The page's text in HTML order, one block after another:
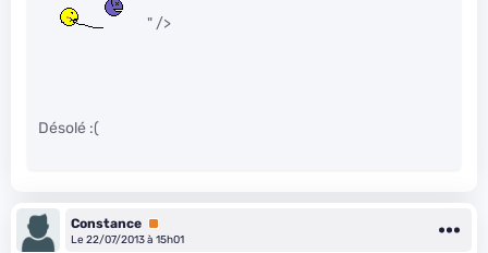
" />
Désolé :(
Constance Premium
Le 22/07/2013 à 15h01